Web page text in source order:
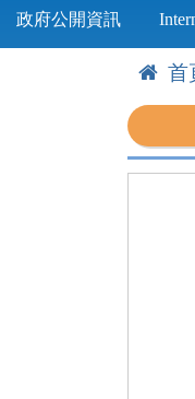
政府公開資訊
首